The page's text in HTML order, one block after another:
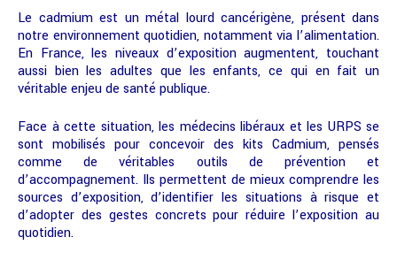
Le cadmium est un métal lourd cancérigène, présent dans
notre environnement quotidien, notamment via l’alimentation.
En France, les niveaux d’exposition augmentent, touchant
aussi bien les adultes que les enfants, ce qui en fait un
véritable enjeu de santé publique.
Face à cette situation, les médecins libéraux et les URPS se
sont mobilisés pour concevoir des kits Cadmium, pensés
comme de véritables outils de prévention et
d’accompagnement. Ils permettent de mieux comprendre les
sources d’exposition, d’identifier les situations à risque et
d’adopter des gestes concrets pour réduire l’exposition au
quotidien.